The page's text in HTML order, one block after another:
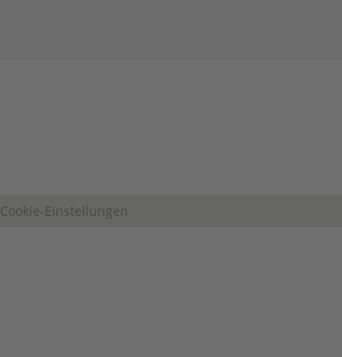
Cookie-Einstellungen